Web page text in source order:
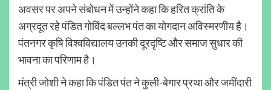
अवसर पर अपने संबोधन में उन्होंने कहा कि हरित क्रांति के
अग्रदूत रहे पंडित गोविंद बल्लभ पंत का योगदान अविस्मरणीय है।
पंतनगर कृषि विश्वविद्यालय उनकी दूरदृष्टि और समाज सुधार की
भावना का परिणाम है।
मंत्री जोशी ने कहा कि पंडित पंत ने कुली-बेगार प्रथा और जमींदारी